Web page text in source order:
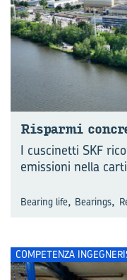
Ri­spar­mi
I cuscinetti SKF
emissioni nella
Bearing life, Bearings,
COMPETENZA